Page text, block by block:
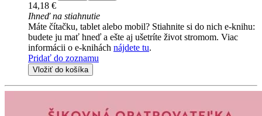
14,18 €
Ihneď na stiahnutie
Máte čítačku, tablet alebo mobil? Stiahnite si do nich e-knihu:
budete ju mať hneď a ešte aj ušetríte život stromom. Viac
informácii o e-knihách nájdete tu.
Pridať do zoznamu
Vložiť do košíka